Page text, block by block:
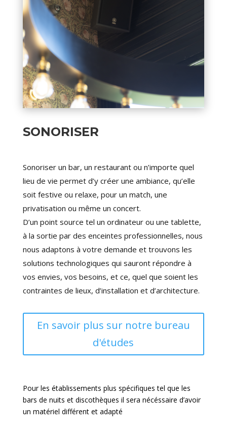
SONORISER
Sonoriser un bar, un restaurant ou n’importe quel
lieu de vie permet d’y créer une ambiance, qu’elle
soit festive ou relaxe, pour un match, une
privatisation ou même un concert.
D’un point source tel un ordinateur ou une tablette,
à la sortie par des enceintes professionnelles, nous
nous adaptons à votre demande et trouvons les
solutions technologiques qui sauront répondre à
vos envies, vos besoins, et ce, quel que soient les
contraintes de lieux, d’installation et d’architecture.
En savoir plus sur notre bureau
d'études
Pour les établissements plus spécifiques tel que les
bars de nuits et discothèques il sera nécéssaire d’avoir
un matériel différent et adapté